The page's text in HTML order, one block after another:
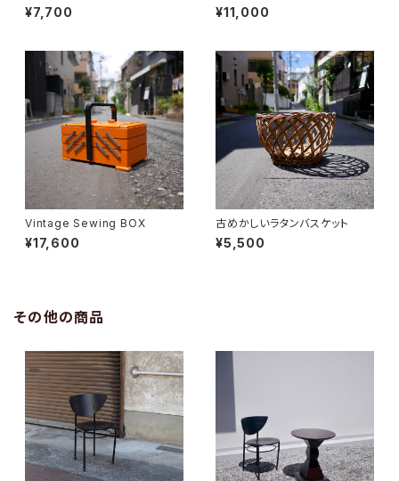
¥7,700 ¥11,000
Vintage Sewing BOX
¥17,600
古めかしいラタンバスケット
¥5,500
その他の商品